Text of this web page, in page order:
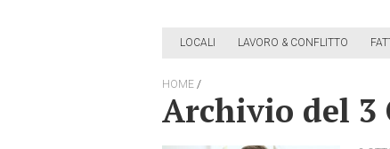
LOCALI LAVORO & CONFLITTO
HOME /
Archivio del 3